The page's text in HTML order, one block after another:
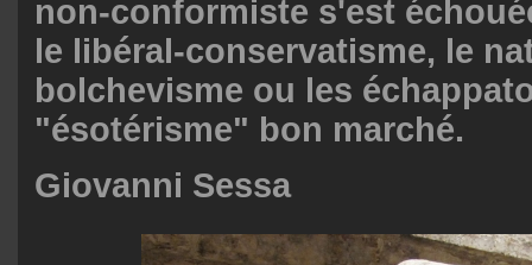
non-conformiste s'est
le libéral-conservatisme, le
bolchevisme ou les
"ésotérisme" bon marché.
Giovanni Sessa